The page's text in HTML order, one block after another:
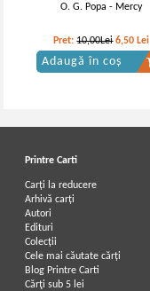
O. G. Popa - Mercy
Pret:10,00Lei 6,50 Lei
Adaugă în coș
Printre Carti
Carți la reducere
Arhivă carți
Autori
Edituri
Colecții
Cele mai căutate cărți
Blog Printre Carti
Cărţi sub 5 lei